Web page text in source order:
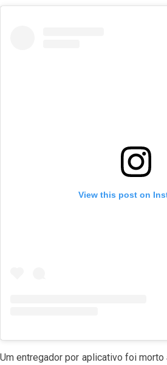
View this post on
Um entregador por aplicativo foi